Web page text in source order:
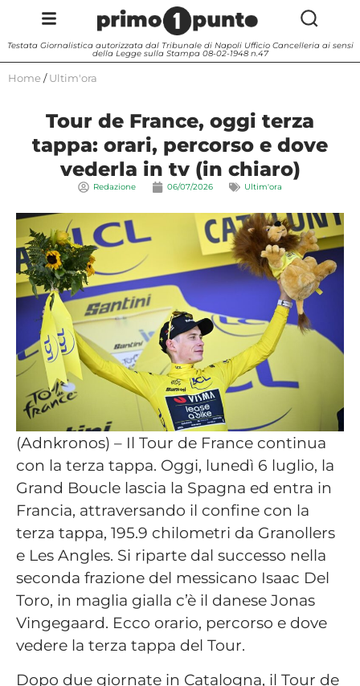
Testata Giornalistica autorizzata dal Tribunale di Napoli Ufficio Cancelleria ai sensi
della Legge sulla Stampa 08-02-1948 n.47
Home / Ultim'ora
Tour de France, oggi terza
tappa: orari, percorso e dove
vederla in tv (in chiaro)
Redazione 06/07/2026 Ultim'ora
(Adnkronos) – Il Tour de France continua
con la terza tappa. Oggi, lunedì 6 luglio, la
Grand Boucle lascia la Spagna ed entra in
Francia, attraversando il confine con la
terza tappa, 195.9 chilometri da Granollers
e Les Angles. Si riparte dal successo nella
seconda frazione del messicano Isaac Del
Toro, in maglia gialla c’è il danese Jonas
Vingegaard. Ecco orario, percorso e dove
vedere la terza tappa del Tour.
Dopo due giornate in Catalogna, il Tour de